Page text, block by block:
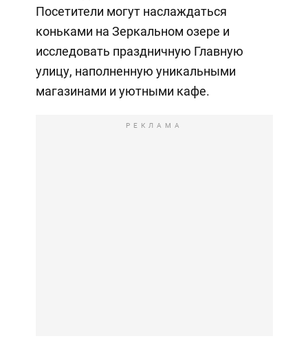
Посетители могут наслаждаться
коньками на Зеркальном озере и
исследовать праздничную Главную
улицу, наполненную уникальными
магазинами и уютными кафе.
РЕКЛАМА